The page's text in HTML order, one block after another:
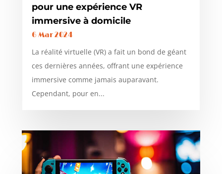
pour une expérience VR
immersive à domicile
6 Mar 2024
La réalité virtuelle (VR) a fait un bond de géant
ces dernières années, offrant une expérience
immersive comme jamais auparavant.
Cependant, pour en...